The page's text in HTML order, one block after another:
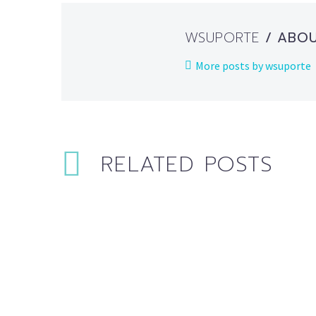
WSUPORTE /
More posts by wsuporte
RELATED POSTS